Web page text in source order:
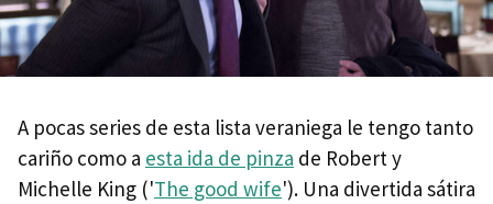
A pocas series de esta lista veraniega le tengo tanto
cariño como a esta ida de pinza de Robert y
Michelle King ('The good wife'). Una divertida sátira